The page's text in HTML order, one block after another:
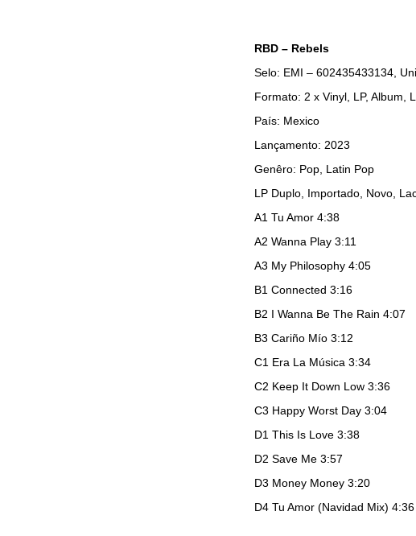
RBD – Rebels
Selo: EMI – 602435433134,
Formato: 2 x Vinyl, LP, Album,
País: Mexico
Lançamento: 2023
Genêro: Pop, Latin Pop
LP Duplo, Importado, Novo,
A1 Tu Amor 4:38
A2 Wanna Play 3:11
A3 My Philosophy 4:05
B1 Connected 3:16
B2 I Wanna Be The Rain 4:07
B3 Cariño Mío 3:12
C1 Era La Música 3:34
C2 Keep It Down Low 3:36
C3 Happy Worst Day 3:04
D1 This Is Love 3:38
D2 Save Me 3:57
D3 Money Money 3:20
D4 Tu Amor (Navidad Mix) 4:36